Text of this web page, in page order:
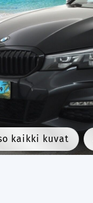
kaikki kuvat